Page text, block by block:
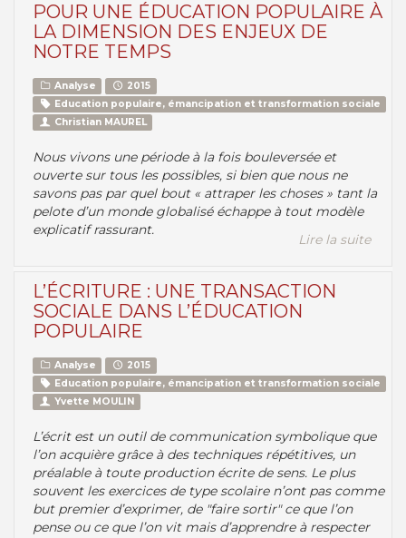
POUR UNE ÉDUCATION POPULAIRE À
LA DIMENSION DES ENJEUX DE
NOTRE TEMPS
Analyse
2015
Education populaire, émancipation et transformation sociale
Christian MAUREL
Nous vivons une période à la fois bouleversée et
ouverte sur tous les possibles, si bien que nous ne
savons pas par quel bout « attraper les choses » tant la
pelote d’un monde globalisé échappe à tout modèle
explicatif rassurant.
Lire la suite
L’ÉCRITURE : UNE TRANSACTION
SOCIALE DANS L’ÉDUCATION
POPULAIRE
Analyse
2015
Education populaire, émancipation et transformation sociale
Yvette MOULIN
L’écrit est un outil de communication symbolique que
l’on acquière grâce à des techniques répétitives, un
préalable à toute production écrite de sens. Le plus
souvent les exercices de type scolaire n’ont pas comme
but premier d’exprimer, de "faire sortir" ce que l’on
pense ou ce que l’on vit mais d’apprendre à respecter